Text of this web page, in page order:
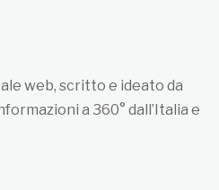
web, scritto e ideato da
a 360° dall’Italia e